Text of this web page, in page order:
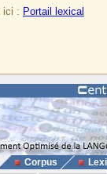
ici : Portail lexical
Corpus